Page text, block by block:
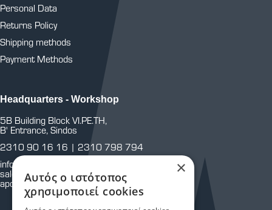
Personal Data
Returns Policy
Shipping methods
Payment Methods
Headquarters - Workshop
5B Building Block VI.PE.TH,
B' Entrance, Sindos
2310 90 16 16 | 2310 798 794
info@astoriasafetystores.gr
sales@astoriasafetystores.gr
apothiki@astoriasafetystores.gr
×
Αυτός ο ιστότοπος
χρησιμοποιεί cookies